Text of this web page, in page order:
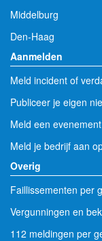
Middelburg
Den-Haag
Aanmelden
Meld incident of
Publiceer je eigen
Meld een
Meld je bedrijf aan
Overig
Faillissementen per
Vergunningen en
112 meldingen per